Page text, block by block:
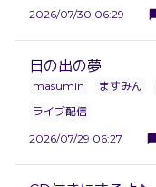
2026/07/30 06:29
日の出の夢
masumin ますみん
ライブ配信
2026/07/29 06:27